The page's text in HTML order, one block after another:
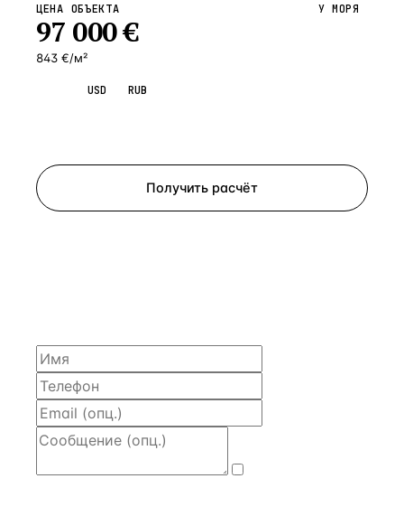
ЦЕНА ОБЪЕКТА
97 000€
843 €/м²
У МОРЯ
USD RUB
Получить расчёт